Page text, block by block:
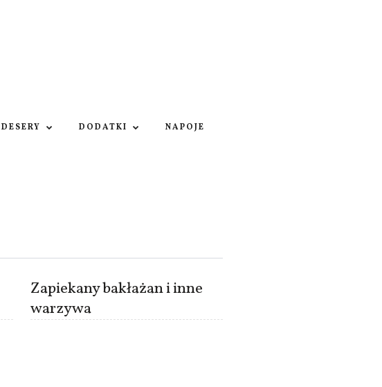
DESERY DODATKI NAPOJE
Zapiekany bakłażan i inne
warzywa